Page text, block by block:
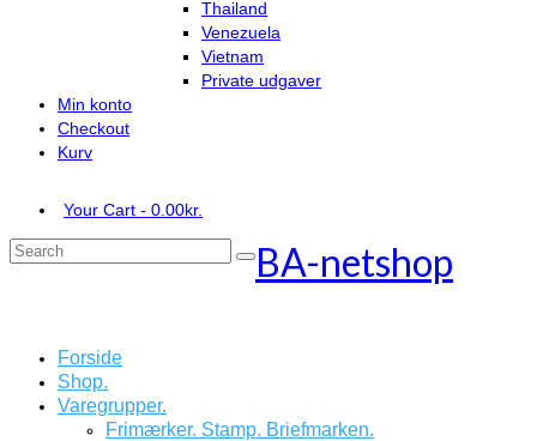
Thailand
Venezuela
Vietnam
Private udgaver
Min konto
Checkout
Kurv
Your Cart - 0.00kr.
Search
BA-netshop
Forside
Shop.
Varegrupper.
Frimærker. Stamp. Briefmarken.